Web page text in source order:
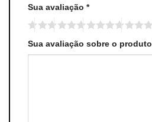
Sua avaliação *
Sua avaliação sobre o produto